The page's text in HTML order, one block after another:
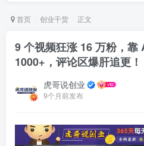
首页 创业干货 正文
9 个视频狂涨 16 万粉，靠
1000+，评论区爆肝追更！
虎哥说创业
9个月前发布